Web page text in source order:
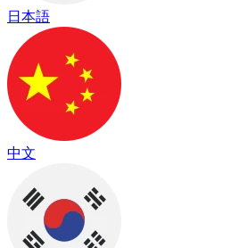
日本語
中文